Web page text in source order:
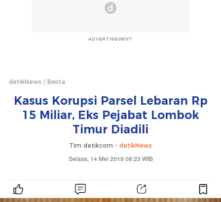
ADVERTISEMENT
detikNews Berita
Kasus Korupsi Parsel Lebaran Rp
15 Miliar, Eks Pejabat Lombok
Timur Diadili
Tim detikcom - detikNews
Selasa, 14 Mei 2019 08:23 WIB